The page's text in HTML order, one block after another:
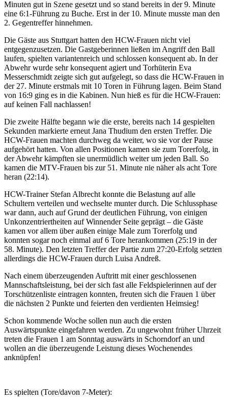
Minuten gut in Szene gesetzt und so stand bereits in der 9. Minute
eine 6:1-Führung zu Buche. Erst in der 10. Minute musste man den
2. Gegentreffer hinnehmen.
Die Gäste aus Stuttgart hatten den HCW-Frauen nicht viel
entgegenzusetzen. Die Gastgeberinnen ließen im Angriff den Ball
laufen, spielten variantenreich und schlossen konsequent ab. In der
Abwehr wurde sehr konsequent agiert und Torhüterin Eva
Messerschmidt zeigte sich gut aufgelegt, so dass die HCW-Frauen in
der 27. Minute erstmals mit 10 Toren in Führung lagen. Beim Stand
von 16:9 ging es in die Kabinen. Nun hieß es für die HCW-Frauen:
auf keinen Fall nachlassen!
Die zweite Hälfte begann wie die erste, bereits nach 14 gespielten
Sekunden markierte erneut Jana Thudium den ersten Treffer. Die
HCW-Frauen machten durchweg da weiter, wo sie vor der Pause
aufgehört hatten. Von allen Positionen kamen sie zum Torerfolg, in
der Abwehr kämpften sie unermüdlich weiter um jeden Ball. So
kamen die MTV-Frauen bis zur 51. Minute nie näher als acht Tore
heran (22:14).
HCW-Trainer Stefan Albrecht konnte die Belastung auf alle
Schultern verteilen und wechselte munter durch. Die Schlussphase
war dann, auch auf Grund der deutlichen Führung, von einigen
Unkonzentriertheiten auf Winnender Seite geprägt – die Gäste
kamen vor allem über außen einige Male zum Torerfolg und
konnten sogar noch einmal auf 6 Tore herankommen (25:19 in der
58. Minute). Den letzten Treffer der Partie zum 27:20-Erfolg setzten
allerdings die HCW-Frauen durch Luisa Andreß.
Nach einem überzeugenden Auftritt mit einer geschlossenen
Mannschaftsleistung, bei der sich fast alle Feldspielerinnen auf der
Torschützenliste eintragen konnten, freuten sich die Frauen 1 über
die nächsten 2 Punkte und feierten den verdienten Heimsieg!
Schon kommende Woche sollen nun auch die ersten
Auswärtspunkte eingefahren werden. Zu ungewohnt früher Uhrzeit
treten die Frauen 1 am Sonntag auswärts in Schorndorf an und
wollen an die überzeugende Leistung dieses Wochenendes
anknüpfen!
Es spielten (Tore/davon 7-Meter):